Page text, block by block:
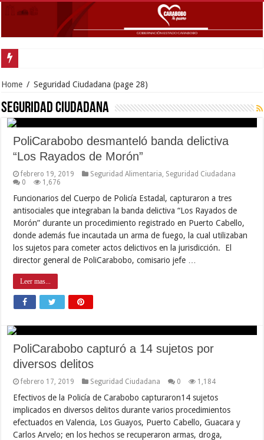
Home / Seguridad Ciudadana (page 28)
Seguridad Ciudadana
PoliCarabobo desmanteló banda delictiva
“Los Rayados de Morón”
febrero 19, 2019 Seguridad Alimentaria Seguridad Ciudadana
0
1,676
Funcionarios del Cuerpo de Policía Estadal, capturaron a tres
antisociales que integraban la banda delictiva “Los Rayados de
Morón” durante un procedimiento registrado en Puerto Cabello,
donde además fue incautada un arma de fuego, la cual utilizaban
los sujetos para cometer actos delictivos en la jurisdicción. El
director general de PoliCarabobo, comisario jefe …
Leer mas...
PoliCarabobo capturó a 14 sujetos por
diversos delitos
febrero 17, 2019 Seguridad Ciudadana 0 1,184
Efectivos de la Policía de Carabobo capturaron14 sujetos
implicados en diversos delitos durante varios procedimientos
efectuados en Valencia, Los Guayos, Puerto Cabello, Guacara y
Carlos Arvelo; en los hechos se recuperaron armas, droga,